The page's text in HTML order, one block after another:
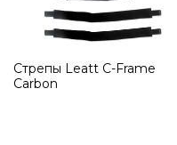
Стрепы Leatt C-Frame
Carbon